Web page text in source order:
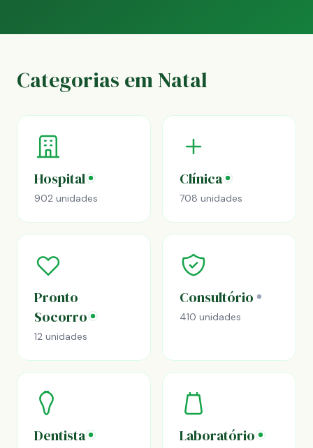
Categorias em Natal
Hospital
902 unidades
Clínica
708 unidades
Pronto
Socorro
12 unidades
Consultório
410 unidades
Dentista Laboratório